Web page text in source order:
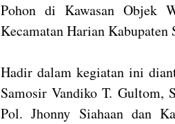
Pohon di Kawasan Objek
Kecamatan Harian Kabupaten
Hadir dalam kegiatan ini
Samosir Vandiko T. Gultom,
Pol. Jhonny Siahaan dan